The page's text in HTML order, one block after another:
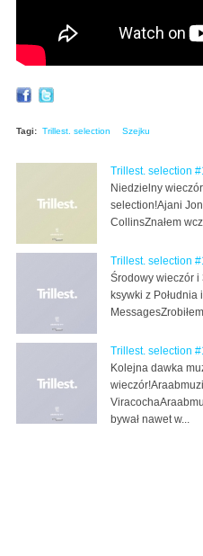
Tagi: Trillest. selection Szejku
Trillest. selection
Niedzielny
selection!Ajani
CollinsZnałem
Trillest. selection
Środowy wieczór i
ksywki z Południa
Trillest. selection
Kolejna dawka
bywał nawet w...